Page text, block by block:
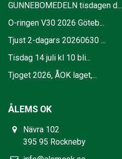
GUNNEBOMEDELN tisdagen d...
O-ringen V30 2026 Göteb...
Tjust 2-dagars 20260630 ...
Tisdag 14 juli kl 10 bli...
Tjoget 2026, ÅOK laget,...
ÅLEMS OK
Nävra 102
395 95 Rockneby